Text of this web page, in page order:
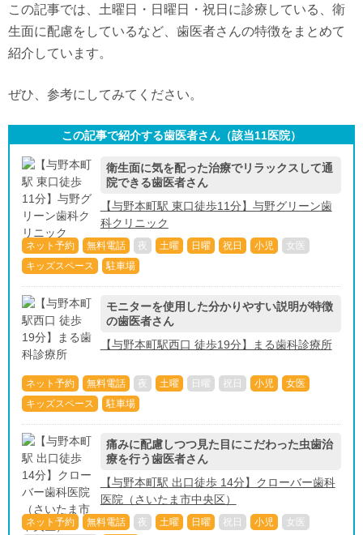
この記事では、土曜日・日曜日・祝日に診療している、衛
生面に配慮をしているなど、歯医者さんの特徴をまとめて
紹介しています。
ぜひ、参考にしてみてください。
この記事で紹介する歯医者さん（該当11医院）
衛生面に気を配った治療でリラックスして通
院できる歯医者さん
【与野本町駅 東口徒歩11分】与野グリーン歯
科クリニック
ネット予約 無料電話 夜 土曜 日曜 祝日 小児
女医
キッズスペース
駐車場
モニターを使用した分かりやすい説明が特徴
の歯医者さん
【与野本町駅西口 徒歩19分】まる歯科診療所
ネット予約 無料電話 夜 土曜 日曜 祝日 小児
女医
キッズスペース
駐車場
痛みに配慮しつつ見た目にこだわった虫歯治
療を行う歯医者さん
【与野本町駅 出口徒歩 14分】クローバー歯科
医院（さいたま市中央区）
ネット予約 無料電話 夜 土曜 日曜 祝日 小児
女医